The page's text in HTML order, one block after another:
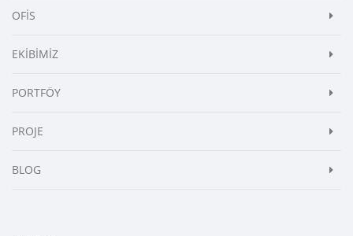
OFİS
EKİBİMİZ
PORTFÖY
PROJE
BLOG